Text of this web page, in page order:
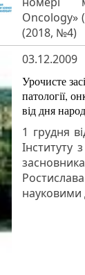
Oncology»
(2018, №4)
03.12.2009
Урочисте
патології,
від дня
1 грудня
Інституту
науковими